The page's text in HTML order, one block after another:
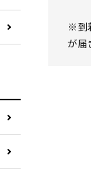
※到
が届